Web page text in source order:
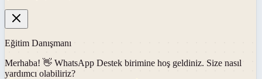
Eğitim Danışmanı
Merhaba! 👋 WhatsApp Destek birimine hoş geldiniz. Size nasıl
yardımcı olabiliriz?